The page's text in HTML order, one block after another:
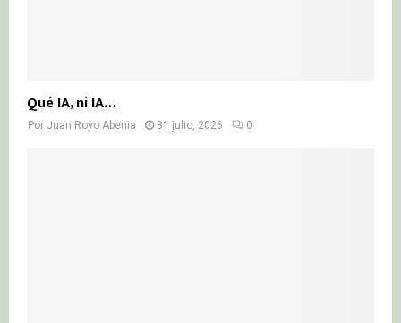
Qué IA, ni IA…
Por Juan Royo Abenia 31 julio, 2026 0